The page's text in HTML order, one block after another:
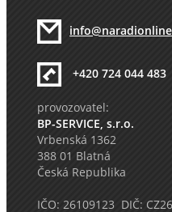
+420 724 044 483
provozovatel:
BP-SERVICE, s.r.o.
Vrbenská 1362
388 01 Blatná
Česká Republika
IČO: 26109123 DIČ: